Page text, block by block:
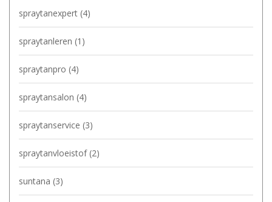
spraytanexpert (4)
spraytanleren (1)
spraytanpro (4)
spraytansalon (4)
spraytanservice (3)
spraytanvloeistof (2)
suntana (3)